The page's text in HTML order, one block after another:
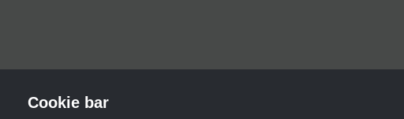
Cookie bar